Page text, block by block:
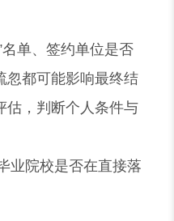
单、签约单位是否
忽都可能影响最终结
估，判断个人条件与
院校是否在直接落